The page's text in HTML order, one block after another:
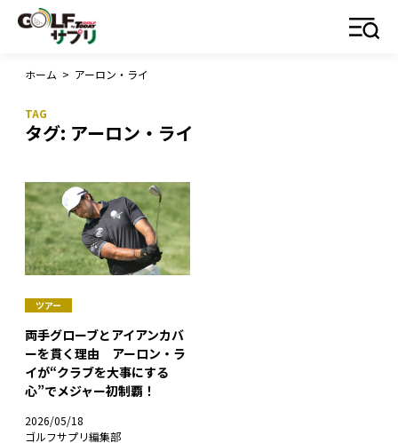
ホーム > アーロン・ライ
タグ: アーロン・ライ
ツアー
両手グローブとアイアンカバ
ーを貫く理由 アーロン・ラ
イが“クラブを大事にする
心”でメジャー初制覇！
2026/05/18
ゴルフサプリ編集部